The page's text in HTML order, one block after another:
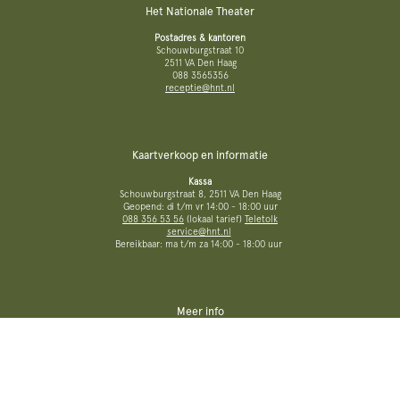
Het Nationale Theater
Postadres & kantoren
Schouwburgstraat 10
2511 VA Den Haag
088 3565356
receptie@hnt.nl
Kaartverkoop en informatie
Kassa
Schouwburgstraat 8, 2511 VA Den Haag
Geopend: di t/m vr 14:00 - 18:00 uur
088 356 53 56 (lokaal tarief) Teletolk
service@hnt.nl
Bereikbaar: ma t/m za 14:00 - 18:00 uur
Meer info